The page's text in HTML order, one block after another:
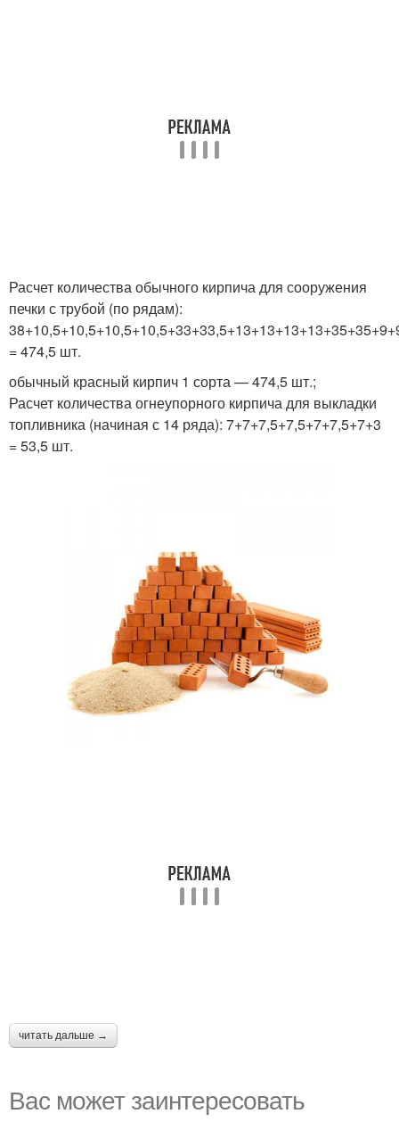
Расчет количества обычного кирпича для сооружения
печки с трубой (по рядам):
= 474,5 шт.
обычный красный кирпич 1 сорта — 474,5 шт.;
Расчет количества огнеупорного кирпича для выкладки
топливника (начиная с 14 ряда): 7+7+7,5+7,5+7+7,5+7+3
= 53,5 шт.
читать дальше →
Вас может заинтересовать